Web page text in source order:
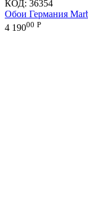
КОД: 36354
Обои Германия
4 19000 Р